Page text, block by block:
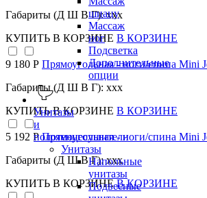
шиацу
Массаж
ног
Подсветка
Дополнительные
опции
Унитазы
и
полотенцесушители
Унитазы
Напольные
унитазы
Подвесные
Габариты (Д Ш В Г): xxx
КУПИТЬ В КОРЗИНЕ В КОРЗИНЕ
9 180 Р Прямоугольная - ноги/спина Mini
Габариты (Д Ш В Г): xxx
КУПИТЬ В КОРЗИНЕ В КОРЗИНЕ
5 192 РПрямоугольная - ноги/спина Mini
Габариты (Д Ш В Г): xxx
КУПИТЬ В КОРЗИНЕ В КОРЗИНЕ